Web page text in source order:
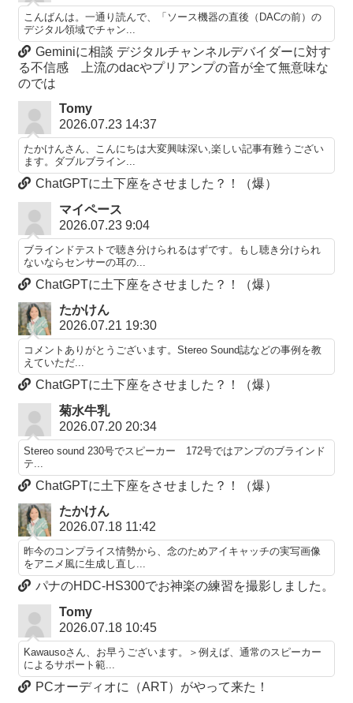
こんばんは。一通り読んで、「ソース機器の直後（DACの前）の
デジタル領域でチャン...
Geminiに相談 デジタルチャンネルデバイダーに対す
る不信感 上流のdacやプリアンプの音が全て無意味な
のでは
Tomy
2026.07.23 14:37
たかけんさん、こんにちは大変興味深い,楽しい記事有難うござい
ます。ダブルブライン...
ChatGPTに土下座をさせました？！（爆）
マイペース
2026.07.23 9:04
ブラインドテストで聴き分けられるはずです。もし聴き分けられ
ないならセンサーの耳の...
ChatGPTに土下座をさせました？！（爆）
たかけん
2026.07.21 19:30
コメントありがとうございます。Stereo Sound誌などの事例を教
えていただ...
ChatGPTに土下座をさせました？！（爆）
菊水牛乳
2026.07.20 20:34
Stereo sound 230号でスピーカー 172号ではアンプのブラインド
テ...
ChatGPTに土下座をさせました？！（爆）
たかけん
2026.07.18 11:42
昨今のコンプライス情勢から、念のためアイキャッチの実写画像
をアニメ風に生成し直し...
パナのHDC-HS300でお神楽の練習を撮影しました。
Tomy
2026.07.18 10:45
Kawausoさん、お早うございます。＞例えば、通常のスピーカー
によるサポート範...
PCオーディオに（ART）がやって来た！